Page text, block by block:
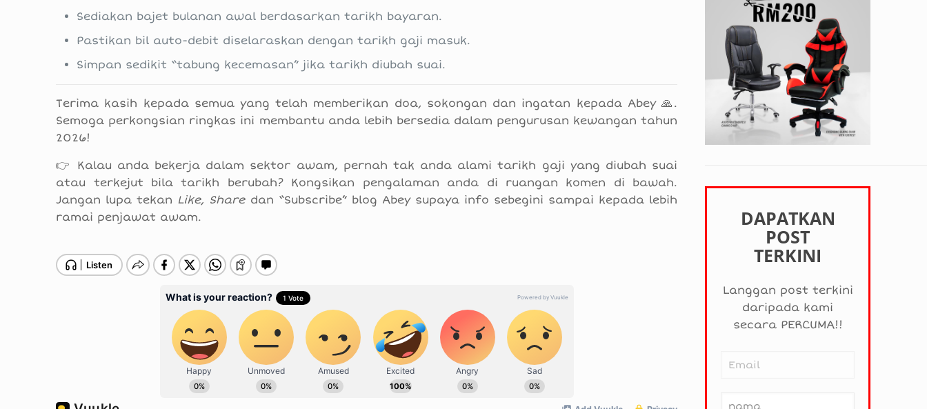
Sediakan bajet bulanan awal berdasarkan tarikh bayaran.
Pastikan bil auto-debit diselaraskan dengan tarikh gaji masuk.
Simpan sedikit “tabung kecemasan” jika tarikh diubah suai.
Terima kasih kepada semua yang telah memberikan doa, sokongan dan ingatan kepada Abey 🙏.
Semoga perkongsian ringkas ini membantu anda lebih bersedia dalam pengurusan kewangan tahun
2026!
👉 Kalau anda bekerja dalam sektor awam, pernah tak anda alami tarikh gaji yang diubah suai
atau terkejut bila tarikh berubah? Kongsikan pengalaman anda di ruangan komen di bawah.
Jangan lupa tekan Like, Sharedan “Subscribe” blog Abey supaya info sebegini sampai kepada lebih
ramai penjawat awam.
DAPATKAN
POST
TERKINI
Langgan post terkini
daripada kami
secara PERCUMA!!